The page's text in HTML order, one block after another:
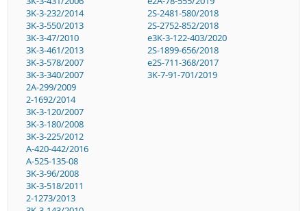
3K-3-232/2014
3K-3-550/2013
3K-3-47/2010
3K-3-461/2013
3K-3-578/2007
3K-3-340/2007
2A-299/2009
2-1692/2014
3K-3-120/2007
3K-3-180/2008
3K-3-225/2012
A-420-442/2016
A-525-135-08
3K-3-96/2008
3K-3-518/2011
2-1273/2013
2S-2481-580/2018
2S-2752-852/2018
e3K-3-122-403/2020
2S-1899-656/2018
e2S-711-368/2017
3K-7-91-701/2019